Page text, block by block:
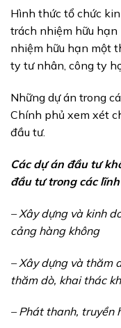
Hình thức tổ chức
trách nhiệm hữu
nhiệm hữu hạn một
ty tư nhân, công ty
Những dự án trong
Chính phủ xem xét
đầu tư.
Các dự án đầu tư
đầu tư trong các
– Xây dựng và kinh
cảng hàng không
– Xây dựng và thăm
thăm dò, khai thác
– Phát thanh, truyền